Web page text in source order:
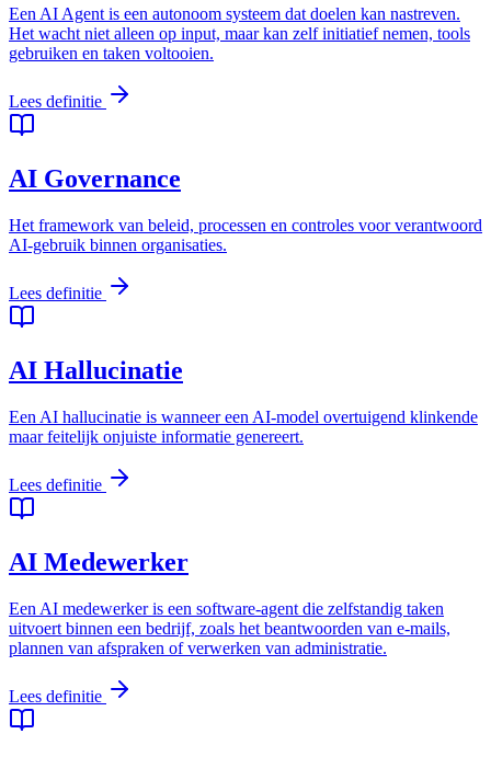
Een AI Agent is een autonoom systeem dat doelen kan nastreven.
Het wacht niet alleen op input, maar kan zelf initiatief nemen, tools
gebruiken en taken voltooien.
Lees definitie
AI Governance
Het framework van beleid, processen en controles voor verantwoord
AI-gebruik binnen organisaties.
Lees definitie
AI Hallucinatie
Een AI hallucinatie is wanneer een AI-model overtuigend klinkende
maar feitelijk onjuiste informatie genereert.
Lees definitie
AI Medewerker
Een AI medewerker is een software-agent die zelfstandig taken
uitvoert binnen een bedrijf, zoals het beantwoorden van e-mails,
plannen van afspraken of verwerken van administratie.
Lees definitie